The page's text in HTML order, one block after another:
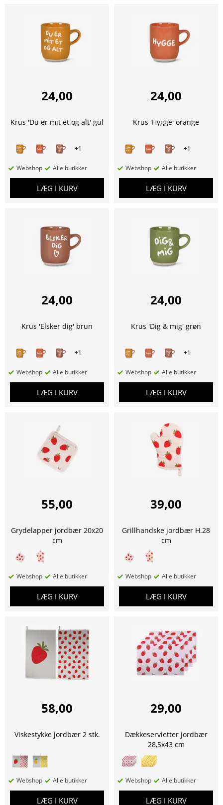
24,00
Krus 'Du er mit et og alt' gul
+1
Webshop Alle butikker
LÆG I KURV
24,00
Krus 'Hygge' orange
+1
Webshop Alle butikker
LÆG I KURV
24,00
Krus 'Elsker dig' brun
+1
Webshop Alle butikker
LÆG I KURV
24,00
Krus 'Dig & mig' grøn
+1
Webshop Alle butikker
LÆG I KURV
55,00
Grydelapper jordbær 20x20
cm
Webshop Alle butikker
LÆG I KURV
39,00
Grillhandske jordbær H.28
cm
Webshop Alle butikker
LÆG I KURV
58,00
Viskestykke jordbær 2 stk.
Webshop Alle butikker
LÆG I KURV
29,00
Dækkeservietter jordbær
28,5x43 cm
Webshop Alle butikker
LÆG I KURV